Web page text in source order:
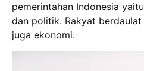
pemerintahan Indonesia
dan politik. Rakyat
juga ekonomi.